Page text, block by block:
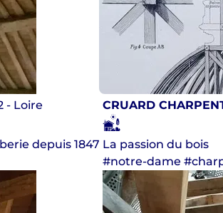
- Loire
depuis 1847
CRUARD
La passion du bois
#notre-dame